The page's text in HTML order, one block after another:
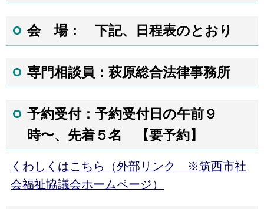
会 場： 下記、日程表のとおり
専門相談員：萩原総合法律事務所
予約受付：予約受付日の午前９
時〜、先着５名 【要予約】
くわしくはこちら（外部リンク ※筑西市社
会福祉協議会ホームページ）